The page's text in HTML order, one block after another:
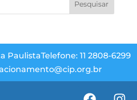
PaulistaTelefone: 11 2808-6299